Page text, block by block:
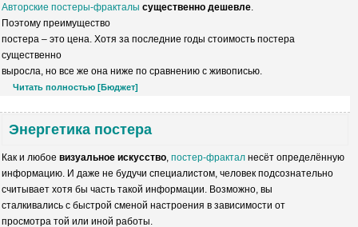
Авторские постеры-фракталы существенно дешевле.
Поэтому преимущество
постера – это цена. Хотя за последние годы стоимость постера
существенно
выросла, но все же она ниже по сравнению с живописью.
Читать полностью [Бюджет]
Энергетика постера
Как и любое визуальное искусство, постер-фрактал несёт определённую
информацию. И даже не будучи специалистом, человек подсознательно
считывает хотя бы часть такой информации. Возможно, вы
сталкивались с быстрой сменой настроения в зависимости от
просмотра той или иной работы.